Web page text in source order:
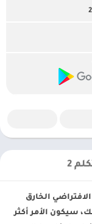
2
2 مهكرة القط الافتراضي الخارق
سيكون الأمر أكثر